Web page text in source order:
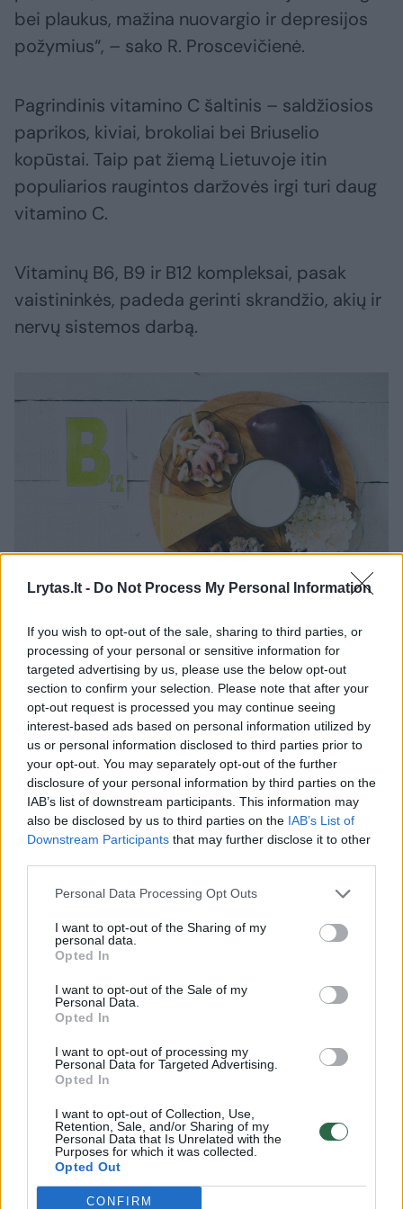
Lrytas.lt - Do Not Process My Personal Information
If you wish to opt-out of the sale, sharing to third parties, or
processing of your personal or sensitive information for
targeted advertising by us, please use the below opt-out
section to confirm your selection. Please note that after your
opt-out request is processed you may continue seeing
interest-based ads based on personal information utilized by
us or personal information disclosed to third parties prior to
your opt-out. You may separately opt-out of the further
disclosure of your personal information by third parties on the
IAB’s list of downstream participants. This information may
also be disclosed by us to third parties on the IAB’s List of
Downstream Participants that may further disclose it to other
Personal Data Processing Opt Outs
I want to opt-out of the Sharing of my
personal data.
Opted In
I want to opt-out of the Sale of my
Personal Data.
Opted In
I want to opt-out of processing my
Personal Data for Targeted Advertising.
Opted In
I want to opt-out of Collection, Use,
Retention, Sale, and/or Sharing of my
Personal Data that Is Unrelated with the
Purposes for which it was collected.
Opted Out
CONFIRM
bei plaukus, mažina nuovargio ir depresijos
požymius“, – sako R. Proscevičienė.
Pagrindinis vitamino C šaltinis – saldžiosios
paprikos, kiviai, brokoliai bei Briuselio
kopūstai. Taip pat žiemą Lietuvoje itin
populiarios raugintos daržovės irgi turi daug
vitamino C.
Vitaminų B6, B9 ir B12 kompleksai, pasak
vaistininkės, padeda gerinti skrandžio, akių ir
nervų sistemos darbą.
Daugiau nuotraukų (7)
B grupės vitaminų trūkumą organizme jaučiame bene
geriausiai.
123rf nuotr.
„B grupės vitaminų trūkumą organizme
jaučiame bene geriausiai. Raumenų spazmai,
atsiradęs dirglumas, slenkantys plaukai –
vitamino B trūkumo padariniai. Jie padeda
sunormalizuoti cukraus lygį kraujyje, gerina ir
akių darbą. Štai vitamino B12 galima gauti tik
vartojant gyvulinės kilmės produktus“, – sako
vaistininkė.
Šio vitamino taip pat daugiausiai yra
avinžirniuose ir pupelėse, taip pat liesoje
žuvyje, kiaulienoje ir paukštienoje.
Susiję straipsniai